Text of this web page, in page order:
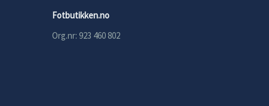
Fotbutikken.no
Org.nr: 923 460 802